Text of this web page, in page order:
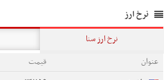
نرخ ارز
نرخ ارز سنا
عنوان
قیمت